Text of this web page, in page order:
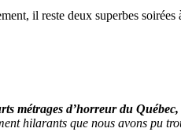
il reste deux superbes
métrages d’horreur du
hilarants que nous avons pu